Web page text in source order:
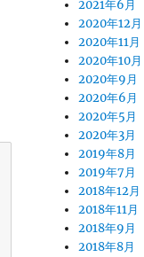
2021年6月
2020年12月
2020年11月
2020年10月
2020年9月
2020年6月
2020年5月
2020年3月
2019年8月
2019年7月
2018年12月
2018年11月
2018年9月
2018年8月